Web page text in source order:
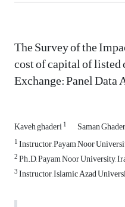
The Survey of the
cost of capital of
Exchange: Panel Data
Kaveh ghaderi1 Saman
1Instructor, Payam Noor
2Ph.D, Payam Noor University,
3Instructor, Islamic Azad